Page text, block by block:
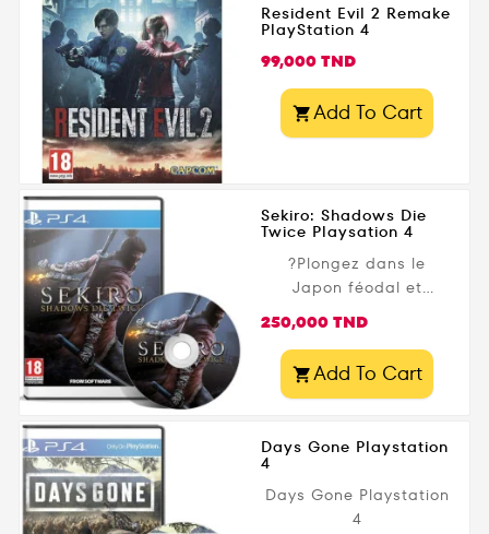
Resident Evil 2 Remake
PlayStation 4
Prix
99,000 TND
Add To Cart
Sekiro: Shadows Die
Twice Playsation 4
?️Plongez dans le
Japon féodal et
shinobi en quête de
Sekiro: Shadows Die
édité par Activision ,
aventure vous propose
des combats intenses,
Prix
250,000 TND
Add To Cart
Days Gone Playstation
4
Days Gone Playstation
4